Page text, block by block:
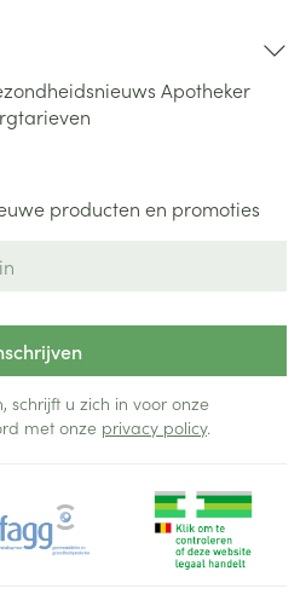
Apotheker
producten en promoties
schrijft u zich in voor onze
met onze privacy policy.